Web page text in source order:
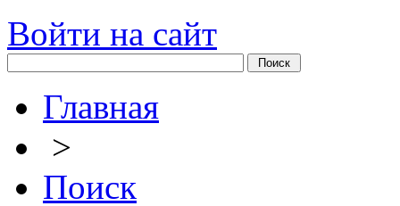
Войти на сайт
Главная
>
Поиск